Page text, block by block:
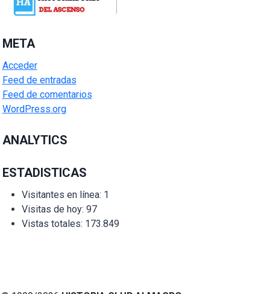
META
Acceder
Feed de entradas
Feed de comentarios
WordPress.org
ANALYTICS
ESTADISTICAS
Visitantes en línea: 1
Visitas de hoy: 97
Vistas totales: 173.849